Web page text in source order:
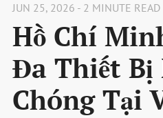
JUN 25, 2026 - 2 MINUTE READ
Hồ Chí
Đa Thiết Bị
Chóng Tại